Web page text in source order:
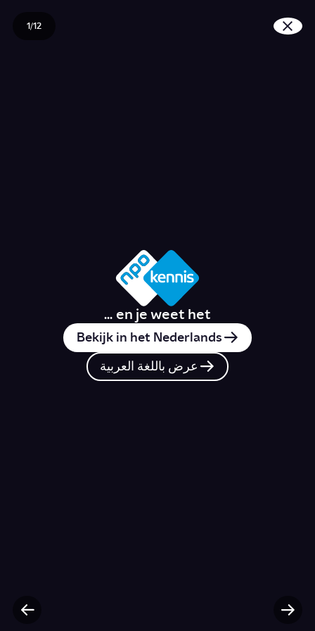
1/12
Wat is Hemelvaart?
... en je weet het
Bekijk in het Nederlands
عرض باللغة العربية